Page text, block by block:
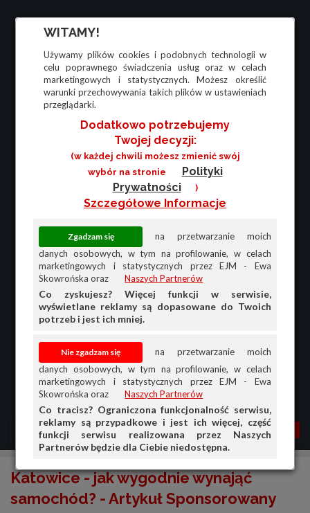
WITAMY!
Używamy plików cookies i podobnych technologii w
celu poprawnego świadczenia usług oraz w celach
marketingowych i statystycznych. Możesz określić
warunki przechowywania takich plików w ustawieniach
przeglądarki.
Dodatkowo potrzebujemy
Twojej decyzji:
(w każdej chwili możesz zmienić swój
wybór na stronie
Polityki
Prywatności
)
Szczegółowe Informacje
na przetwarzanie moich
danych osobowych, w tym na profilowanie, w celach
marketingowych i statystycznych przez EJM - Ewa
Skowrońska oraz
Naszych Partnerów
Co zyskujesz? Więcej funkcji w serwisie,
wyświetlane reklamy są dopasowane do Twoich
potrzeb i jest ich mniej.
na przetwarzanie moich
danych osobowych, w tym na profilowanie, w celach
marketingowych i statystycznych przez EJM - Ewa
Skowrońska oraz
Naszych Partnerów
Co tracisz? Ograniczona funkcjonalność serwisu,
reklamy są przypadkowe i jest ich więcej, część
funkcji serwisu realizowana przez Naszych
Partnerów będzie dla Ciebie niedostępna.
MENU MOJA AG
PRZEGLĄD
OGŁOSZENIA
Katowice - jak wygodnie wynająć
samochód? - Artykuł Sponsorowany